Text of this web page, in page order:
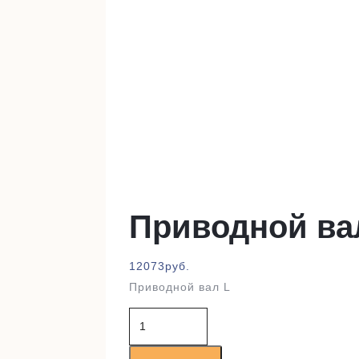
Приводной
12073руб.
Приводной вал L
товара
Приводной